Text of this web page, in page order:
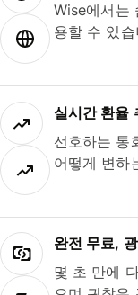
Wise에서는
용할 수 있습
실시간 환율
선호하는 통
어떻게 변하
완전 무료,
몇 초 만에